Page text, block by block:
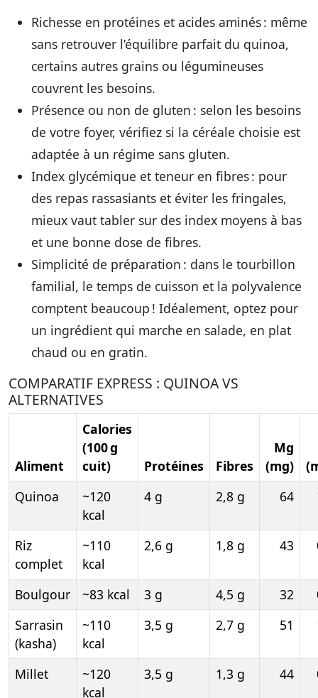
Richesse en protéines et acides aminés: même
sans retrouver l’équilibre parfait du quinoa,
certains autres grains ou légumineuses
couvrent les besoins.
Présence ou non de gluten : selon les besoins
de votre foyer, vérifiez si la céréale choisie est
adaptée à un régime sans gluten.
Index glycémique et teneur en fibres: pour
des repas rassasiants et éviter les fringales,
mieux vaut tabler sur des index moyens à bas
et une bonne dose de fibres.
Simplicité de préparation : dans le tourbillon
familial, le temps de cuisson et la polyvalence
comptent beaucoup ! Idéalement, optez pour
un ingrédient qui marche en salade, en plat
chaud ou en gratin.
COMPARATIF EXPRESS : QUINOA VS
ALTERNATIVES
Aliment
Calories
(100 g
cuit)
Protéines Fibres
Mg
(mg)
Quinoa
~120
kcal
4 g 2,8 g 64
Riz
complet
~110
kcal
2,6 g 1,8 g 43
Boulgour ~83 kcal 3 g 4,5 g 32
Sarrasin
(kasha)
~110
kcal
3,5 g 2,7 g 51
Millet
~120
kcal
3,5 g 1,3 g 44